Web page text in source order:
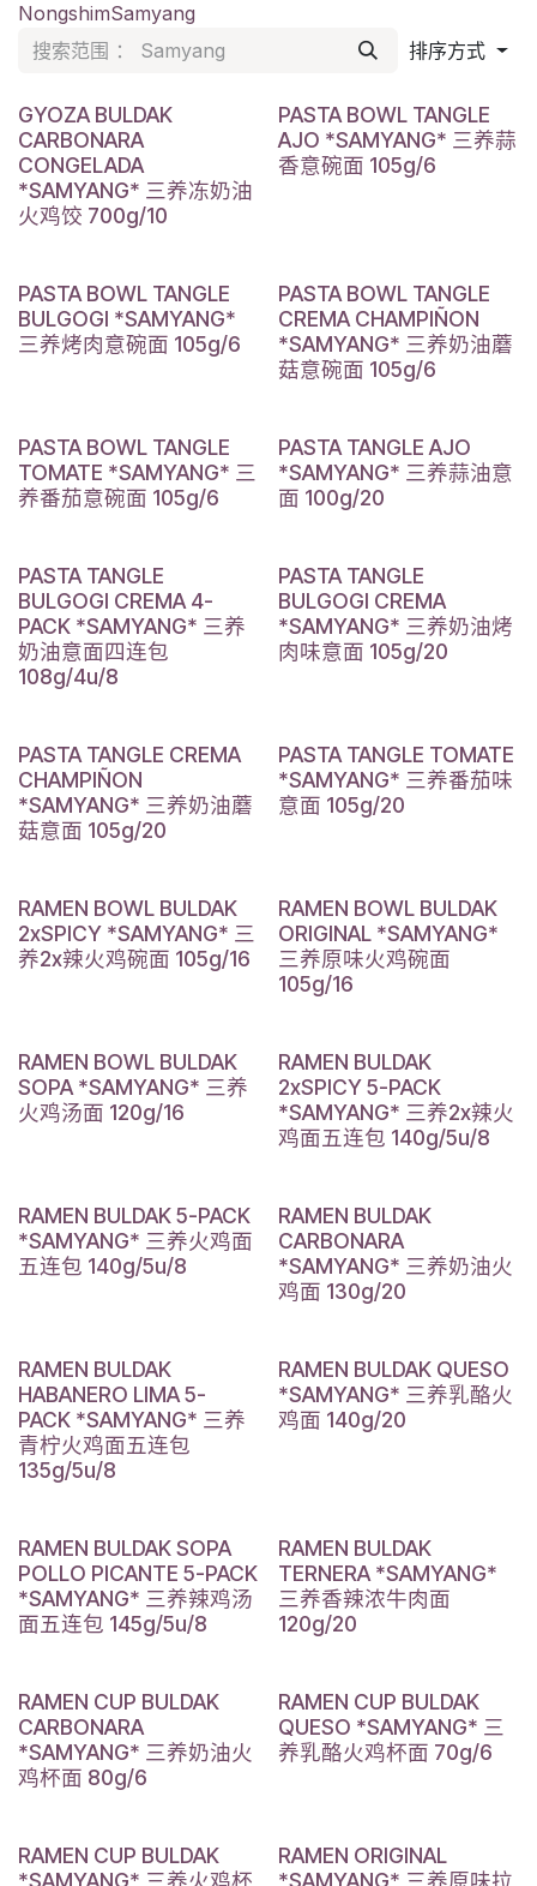
NongshimSamyang
排序方式
GYOZA BULDAK
CARBONARA
CONGELADA
*SAMYANG* 三养冻奶油
火鸡饺 700g/10
PASTA BOWL TANGLE
AJO *SAMYANG* 三养蒜
香意碗面 105g/6
PASTA BOWL TANGLE
BULGOGI *SAMYANG*
三养烤肉意碗面 105g/6
PASTA BOWL TANGLE
CREMA CHAMPIÑON
*SAMYANG* 三养奶油蘑
菇意碗面 105g/6
PASTA BOWL TANGLE
TOMATE *SAMYANG* 三
养番茄意碗面 105g/6
PASTA TANGLE AJO
*SAMYANG* 三养蒜油意
面 100g/20
PASTA TANGLE
BULGOGI CREMA 4-
PACK *SAMYANG* 三养
奶油意面四连包
108g/4u/8
PASTA TANGLE
BULGOGI CREMA
*SAMYANG* 三养奶油烤
肉味意面 105g/20
PASTA TANGLE CREMA
CHAMPIÑON
*SAMYANG* 三养奶油蘑
菇意面 105g/20
PASTA TANGLE TOMATE
*SAMYANG* 三养番茄味
意面 105g/20
RAMEN BOWL BULDAK
2xSPICY *SAMYANG* 三
养2x辣火鸡碗面 105g/16
RAMEN BOWL BULDAK
ORIGINAL *SAMYANG*
三养原味火鸡碗面
105g/16
RAMEN BOWL BULDAK
SOPA *SAMYANG* 三养
火鸡汤面 120g/16
RAMEN BULDAK
2xSPICY 5-PACK
*SAMYANG* 三养2x辣火
鸡面五连包 140g/5u/8
RAMEN BULDAK 5-PACK
*SAMYANG* 三养火鸡面
五连包 140g/5u/8
RAMEN BULDAK
CARBONARA
*SAMYANG* 三养奶油火
鸡面 130g/20
RAMEN BULDAK
HABANERO LIMA 5-
PACK *SAMYANG* 三养
青柠火鸡面五连包
135g/5u/8
RAMEN BULDAK QUESO
*SAMYANG* 三养乳酪火
鸡面 140g/20
RAMEN BULDAK SOPA
POLLO PICANTE 5-PACK
*SAMYANG* 三养辣鸡汤
面五连包 145g/5u/8
RAMEN BULDAK
TERNERA *SAMYANG*
三养香辣浓牛肉面
120g/20
RAMEN CUP BULDAK
CARBONARA
*SAMYANG* 三养奶油火
鸡杯面 80g/6
RAMEN CUP BULDAK
QUESO *SAMYANG* 三
养乳酪火鸡杯面 70g/6
RAMEN CUP BULDAK
RAMEN ORIGINAL